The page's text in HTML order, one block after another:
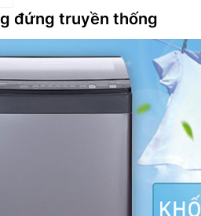
đứng truyền thống